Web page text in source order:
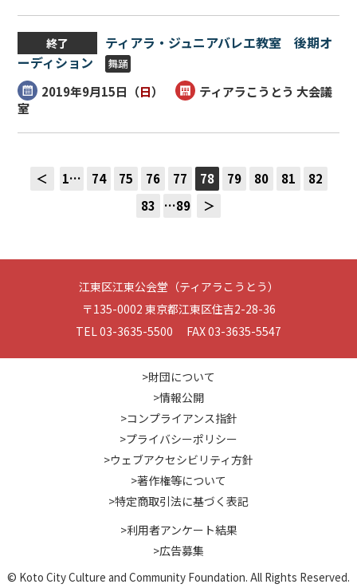
終了
ティアラ・ジュニアバレエ教室 後期オ
ーディション
舞踊
2019年9月15日（日）
ティアラこうとう 大会議
室
＜ 1… 74 75 76 77 78 79 80 81
82
83
…89 ＞
江東区江東公会堂（ティアラこうとう）
〒135-0002 東京都江東区住吉2-28-36
TEL 03-3635-5500 FAX 03-3635-5547
>財団について
>情報公開
>コンプライアンス指針
>プライバシーポリシー
>ウェブアクセシビリティ方針
>著作権等について
>特定商取引法に基づく表記
>利用者アンケート結果
>広告募集
© Koto City Culture and Community Foundation. All Rights Reserved.